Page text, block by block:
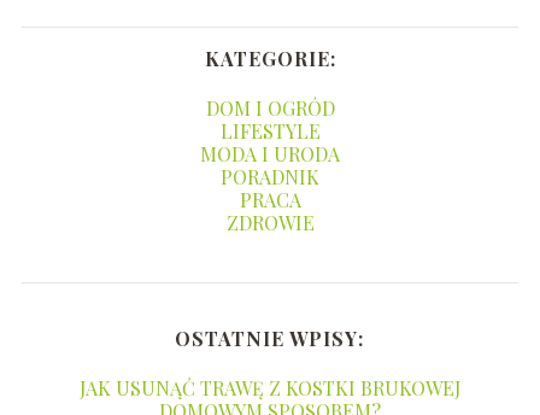
KATEGORIE:
DOM I OGRÓD
LIFESTYLE
MODA I URODA
PORADNIK
PRACA
ZDROWIE
OSTATNIE WPISY:
JAK USUNĄĆ TRAWĘ Z KOSTKI BRUKOWEJ